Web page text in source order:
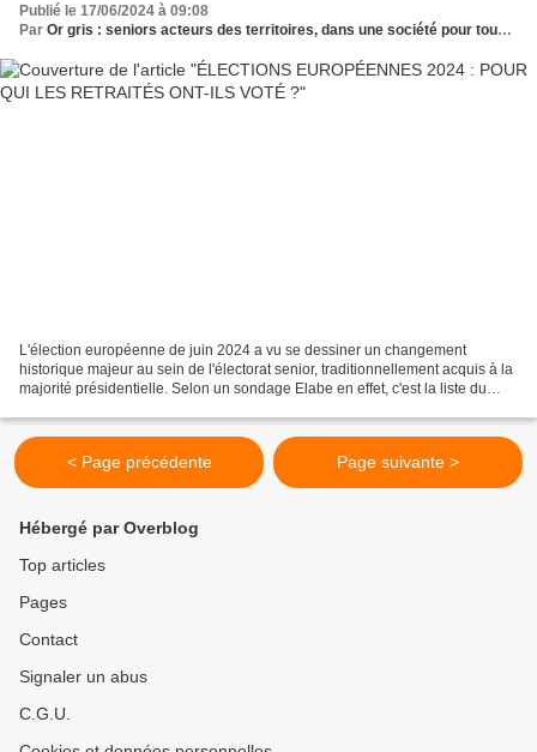
Publié le 17/06/2024 à 09:08
Par Or gris : seniors acteurs des territoires, dans une société pour tous les âges
L'élection européenne de juin 2024 a vu se dessiner un changement
historique majeur au sein de l'électorat senior, traditionnellement acquis à la
majorité présidentielle. Selon un sondage Elabe en effet, c'est la liste du
< Page précédente Page suivante >
Hébergé par Overblog
Top articles
Pages
Contact
Signaler un abus
C.G.U.